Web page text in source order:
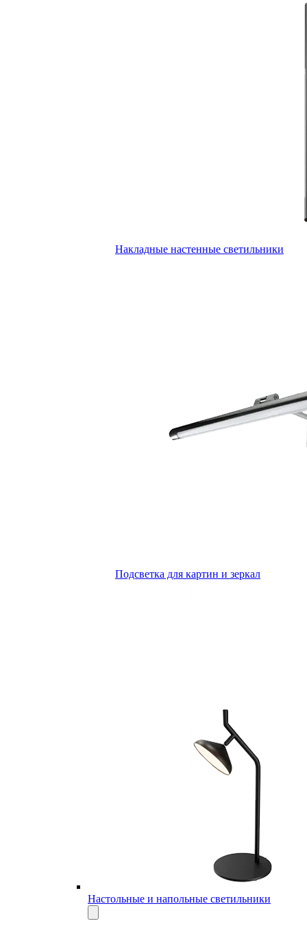
Накладные настенные светильники
Подсветка для картин и зеркал
Настольные и напольные светильники